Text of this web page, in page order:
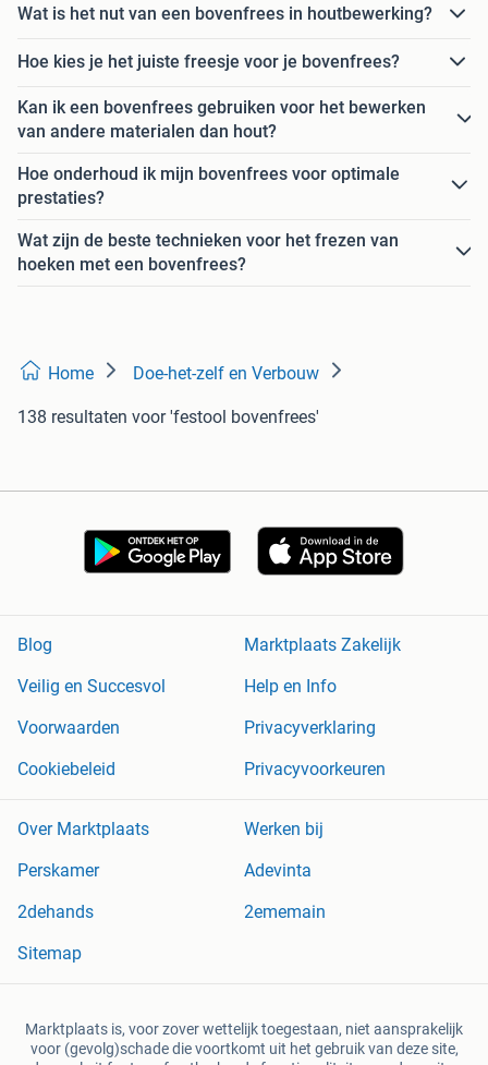
Wat is het nut van een bovenfrees in houtbewerking?
Hoe kies je het juiste freesje voor je bovenfrees?
Kan ik een bovenfrees gebruiken voor het bewerken
van andere materialen dan hout?
Hoe onderhoud ik mijn bovenfrees voor optimale
prestaties?
Wat zijn de beste technieken voor het frezen van
hoeken met een bovenfrees?
Home Doe-het-zelf en Verbouw
138 resultaten voor 'festool bovenfrees'
Blog
Marktplaats Zakelijk
Veilig en Succesvol
Help en Info
Voorwaarden
Privacyverklaring
Cookiebeleid
Privacyvoorkeuren
Over Marktplaats
Werken bij
Perskamer
Adevinta
2dehands
2ememain
Sitemap
Marktplaats is, voor zover wettelijk toegestaan, niet aansprakelijk
voor (gevolg)schade die voortkomt uit het gebruik van deze site,